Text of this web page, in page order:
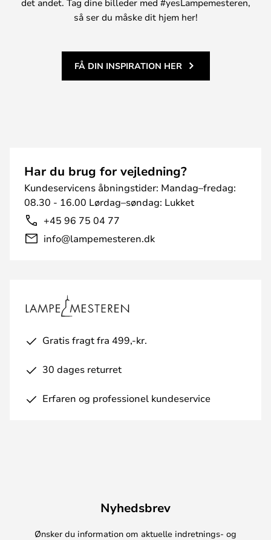
det andet. Tag dine billeder med #yesLampemesteren,
så ser du måske dit hjem her!
FÅ DIN INSPIRATION HER
Har du brug for vejledning?
Kundeservicens åbningstider: Mandag–fredag:
08.30 - 16.00 Lørdag–søndag: Lukket
+45 96 75 04 77
info@lampemesteren.dk
Gratis fragt fra 499,-kr.
30 dages returret
Erfaren og professionel kundeservice
Nyhedsbrev
Ønsker du information om aktuelle indretnings- og